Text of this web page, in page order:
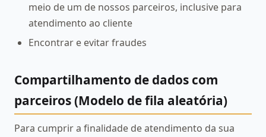
meio de um de nossos parceiros, inclusive para
atendimento ao cliente
Encontrar e evitar fraudes
Compartilhamento de dados com
parceiros (Modelo de fila aleatória)
Para cumprir a finalidade de atendimento da sua